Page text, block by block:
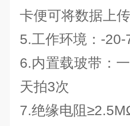
卡便可将数据上
5.工作环境：-
6.内置载玻带：
天拍3次
7.绝缘电阻